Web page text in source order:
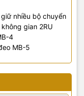
nhiều bộ chuyển
gian 2RU
4
MB-5